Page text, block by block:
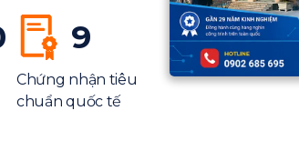
9
Chứng nhận tiêu
chuẩn quốc tế